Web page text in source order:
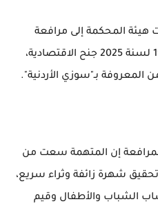
المحكمة إلى مرافعة
النيابة العامة في القضية رقم 19 لسنة 2025 جنح الاقتصادية،
المعروفة بـ"سوزي الأردنية".
إن المتهمة سعت من
شهرة زائفة وثراء سريع،
الشباب والأطفال وقيم